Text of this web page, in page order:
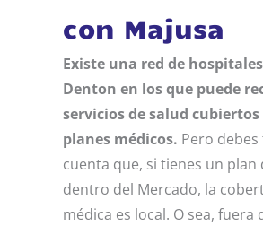
con Majusa
Existe una red de
Denton en los que puede
servicios de salud
planes médicos. Pero
cuenta que, si tienes un plan
dentro del Mercado, la
médica es local. O sea, fuera